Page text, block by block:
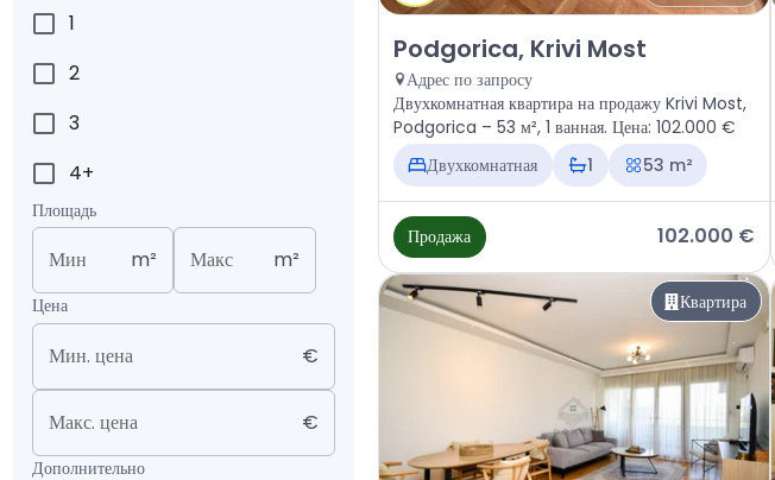
1
2
3
4+
Площадь
Мин m² Макс m²
Цена
Мин. цена €
Макс. цена €
Дополнительно
Продажа - Квартира Podgorica, Krivi Most
Podgorica, Krivi Most
Адрес по запросу
Двухкомнатная квартира на продажу Krivi Most,
Podgorica – 53 м², 1 ванная. Цена: 102.000 €
Двухкомнатная
1 53 m²
Продажа 102.000 €
Квартира